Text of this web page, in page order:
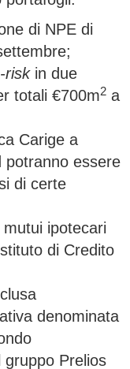
di NPE di
riskin due
totali €700m2 a
Carige a
potranno essere
di certe
mutui ipotecari
di Credito
denominata
Prelios